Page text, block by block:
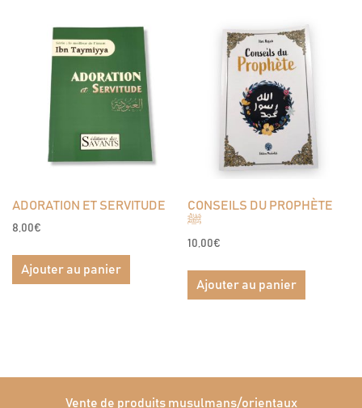
ADORATION ET SERVITUDE
8,00€
Ajouter au panier
CONSEILS DU PROPHÈTE
ﷺ
10,00€
Ajouter au panier
Vente de produits musulmans/orientaux